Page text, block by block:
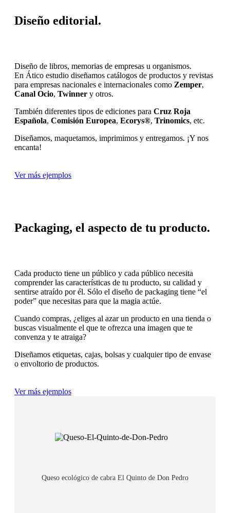
Diseño editorial.
Diseño de libros, memorias de empresas u organismos.
En Ático estudio diseñamos catálogos de productos y revistas
para empresas nacionales e internacionales como Zemper,
Canal Ocio, Twinner y otros.
También diferentes tipos de ediciones para Cruz Roja
Española, Comisión Europea, Ecorys®, Trinomics, etc.
Diseñamos, maquetamos, imprimimos y entregamos. ¡Y nos
encanta!
Ver más ejemplos
Packaging, el aspecto de tu producto.
Cada producto tiene un público y cada público necesita
comprender las características de tu producto, su calidad y
sentirse atraído por él. Sólo el diseño de packaging tiene “el
poder” que necesitas para que la magia actúe.
Cuando compras, ¿eliges al azar un producto en una tienda o
buscas visualmente el que te ofrezca una imagen que te
convenza y te atraiga?
Diseñamos etiquetas, cajas, bolsas y cualquier tipo de envase
o envoltorio de productos.
Ver más ejemplos
Queso ecológico de cabra El Quinto de Don Pedro